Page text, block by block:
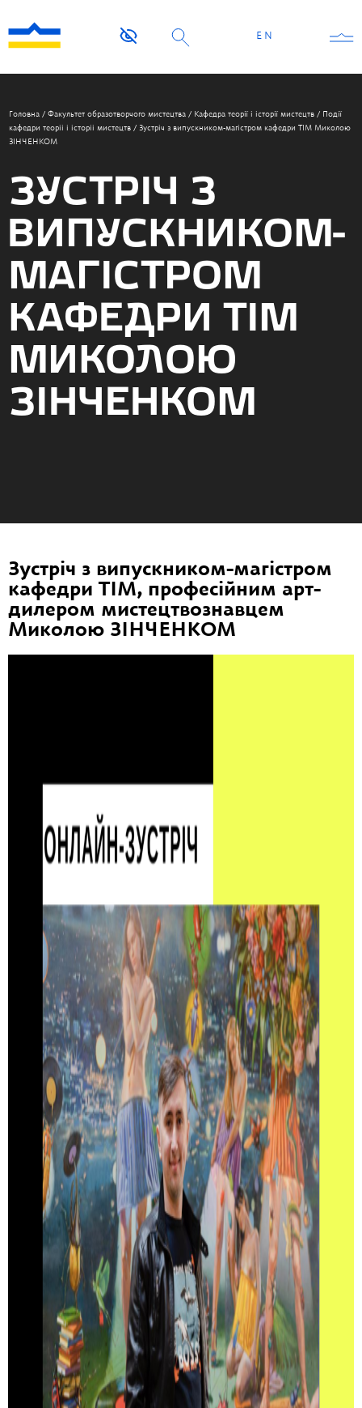
EN
Головна / Факультет образотворчого мистецтва / Кафедра теорії і історії мистецтв / Події
кафедри теоріі і історіі мистецтв / Зустріч з випускником-магістром кафедри ТІМ Миколою
ЗІНЧЕНКОМ
ЗУСТРІЧ З
ВИПУСКНИКОМ-
МАГІСТРОМ
КАФЕДРИ ТІМ
МИКОЛОЮ
ЗІНЧЕНКОМ
Зустріч з випускником-магістром
кафедри ТІМ, професійним арт-
дилером мистецтвознавцем
Миколою ЗІНЧЕНКОМ